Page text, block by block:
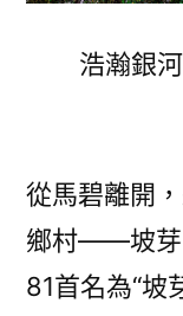
浩瀚銀河
從馬碧離開
鄉村——坡芽
81首名為“坡